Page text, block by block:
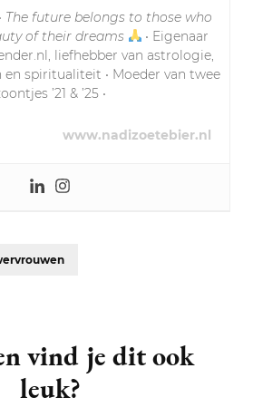
• The future belongs to those who
of their dreams
• Eigenaar
liefhebber van astrologie,
spiritualiteit • Moeder van twee
’21 & ’25 •
www.nadizoetebier.nl
vind je dit ook
leuk?